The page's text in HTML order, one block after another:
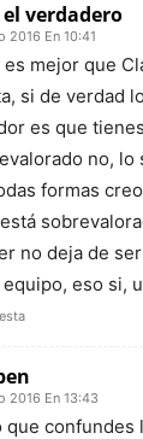
el verdadero
2016 En 10:41
es mejor que
si de verdad
es que
no, lo
formas
no deja de
eso si,
2016 En 13:43
que confundes